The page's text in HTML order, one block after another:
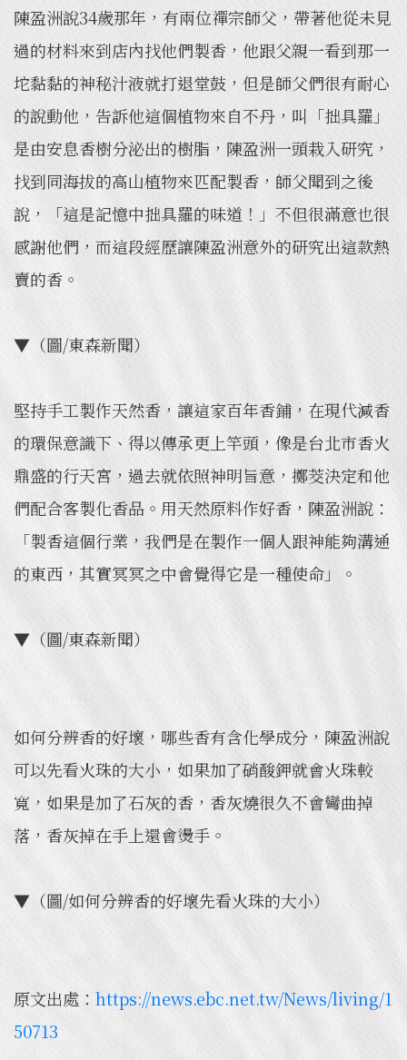
陳盈洲說34歲那年，有兩位禪宗師父，帶著他從未見
過的材料來到店內找他們製香，他跟父親一看到那一
坨黏黏的神秘汁液就打退堂鼓，但是師父們很有耐心
的說動他，告訴他這個植物來自不丹，叫「拙具羅」
是由安息香樹分泌出的樹脂，陳盈洲一頭栽入研究，
找到同海拔的高山植物來匹配製香，師父聞到之後
說，「這是記憶中拙具羅的味道！」不但很滿意也很
感謝他們，而這段經歷讓陳盈洲意外的研究出這款熱
賣的香。
▼（圖/東森新聞）
堅持手工製作天然香，讓這家百年香鋪，在現代減香
的環保意識下、得以傳承更上竿頭，像是台北市香火
鼎盛的行天宮，過去就依照神明旨意，擲茭決定和他
們配合客製化香品。用天然原料作好香，陳盈洲說：
「製香這個行業，我們是在製作一個人跟神能夠溝通
的東西，其實冥冥之中會覺得它是一種使命」。
▼（圖/東森新聞）
如何分辨香的好壞，哪些香有含化學成分，陳盈洲說
可以先看火珠的大小，如果加了硝酸鉀就會火珠較
寬，如果是加了石灰的香，香灰燒很久不會彎曲掉
落，香灰掉在手上還會燙手。
▼（圖/如何分辨香的好壞先看火珠的大小）
原文出處： https://news.ebc.net.tw/News/living/1
50713